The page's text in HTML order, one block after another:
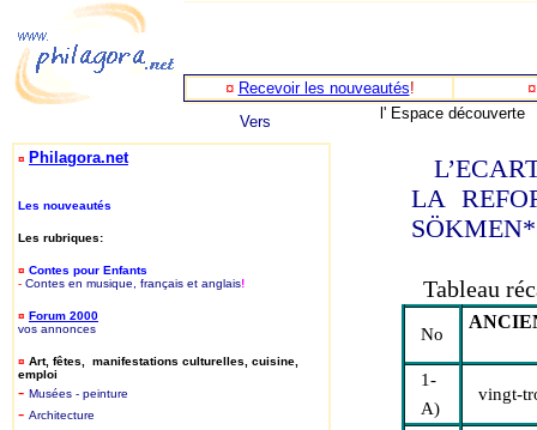
¤ Recevoir les nouveautés!
Vers
l' Espace découverte
¤ Philagora.net
Les nouveautés
Les rubriques:
¤ Contes pour Enfants
- Contes en musique, français et anglais!
¤ Forum 2000
vos annonces
¤ Art, fêtes, manifestations culturelles, cuisine,
emploi
- Musées - peinture
- Architecture
LA
SÖKMEN*
Tableau
No
1-
A)
vingt-